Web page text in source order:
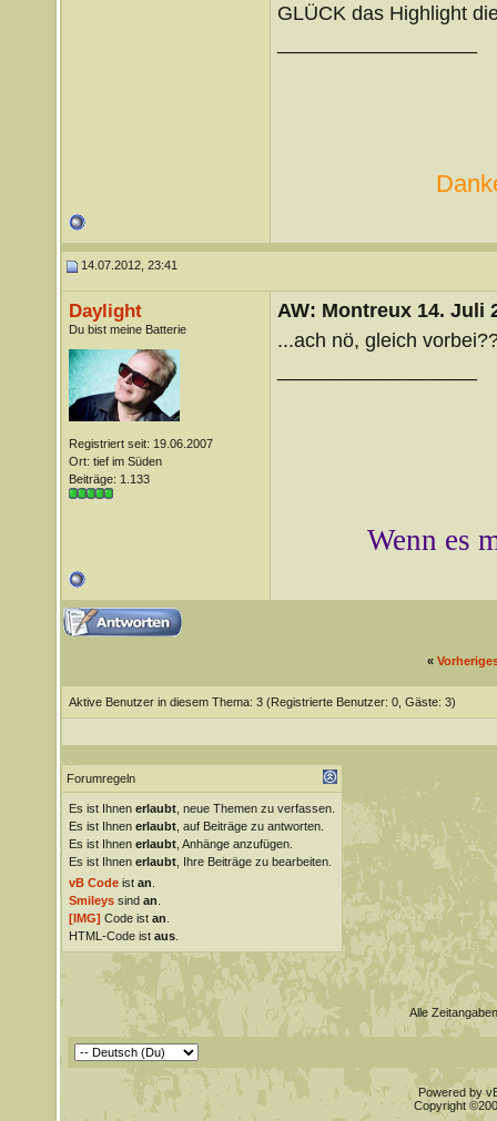
GLÜCK das Highlight
14.07.2012, 23:41
Daylight
Du bist meine Batterie
Registriert seit: 19.06.2007
Ort: tief im Süden
Beiträge: 1.133
AW: Montreux 14. Juli
...ach nö, gleich
Wenn es
«
Aktive Benutzer in diesem Thema: 3 (Registrierte Benutzer: 0, Gäste: 3)
Forumregeln
Es ist Ihnen erlaubt, neue Themen zu verfassen.
Es ist Ihnen erlaubt, auf Beiträge zu antworten.
Es ist Ihnen erlaubt, Anhänge anzufügen.
Es ist Ihnen erlaubt, Ihre Beiträge zu bearbeiten.
vB Codeist an
Smileyssind an
[IMG] Code ist an
HTML-Code ist aus.
Alle
Powered by
Copyright